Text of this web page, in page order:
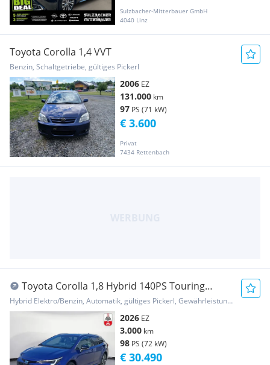
Sulzbacher-Mitterbauer GmbH
4040 Linz
Toyota Corolla 1,4 VVT
Benzin, Schaltgetriebe, gültiges Pickerl
2006 EZ
131.000 km
97 PS (71 kW)
Privat
7434 Rettenbach
€ 3.600
Toyota Corolla 1,8 Hybrid 140PS Touring
Sports Teamplayer
Hybrid Elektro/Benzin, Automatik, gültiges Pickerl, Gewährleistung, Garantie
2026 EZ
3.000 km
98 PS (72 kW)
€ 30.490